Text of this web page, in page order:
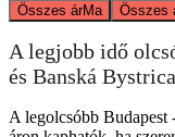
Összes árMa Összes
A legjobb idő
és Banská
A legolcsóbb